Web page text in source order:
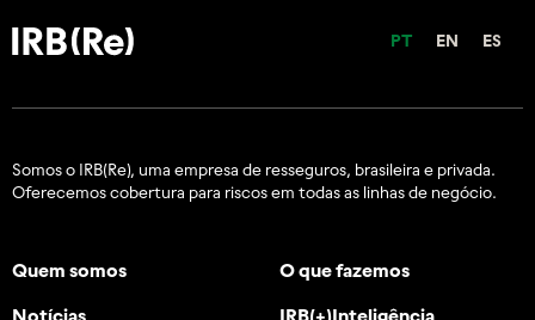
PT EN ES
Somos o IRB(Re), uma empresa de resseguros, brasileira e privada.
Oferecemos cobertura para riscos em todas as linhas de negócio.
Quem somos O que fazemos
Notícias IRB(+)Inteligência